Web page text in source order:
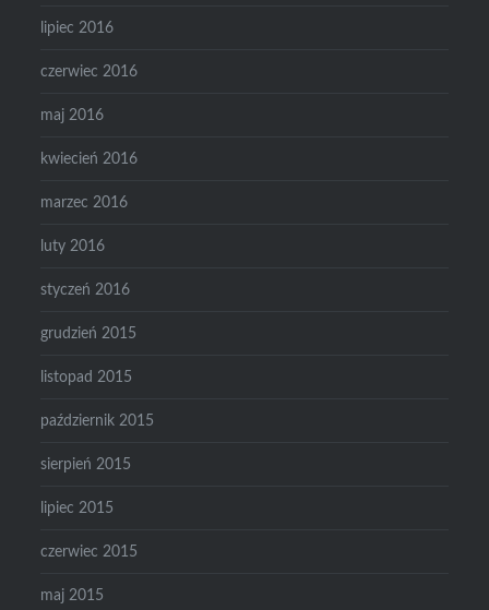
lipiec 2016
czerwiec 2016
maj 2016
kwiecień 2016
marzec 2016
luty 2016
styczeń 2016
grudzień 2015
listopad 2015
październik 2015
sierpień 2015
lipiec 2015
czerwiec 2015
maj 2015